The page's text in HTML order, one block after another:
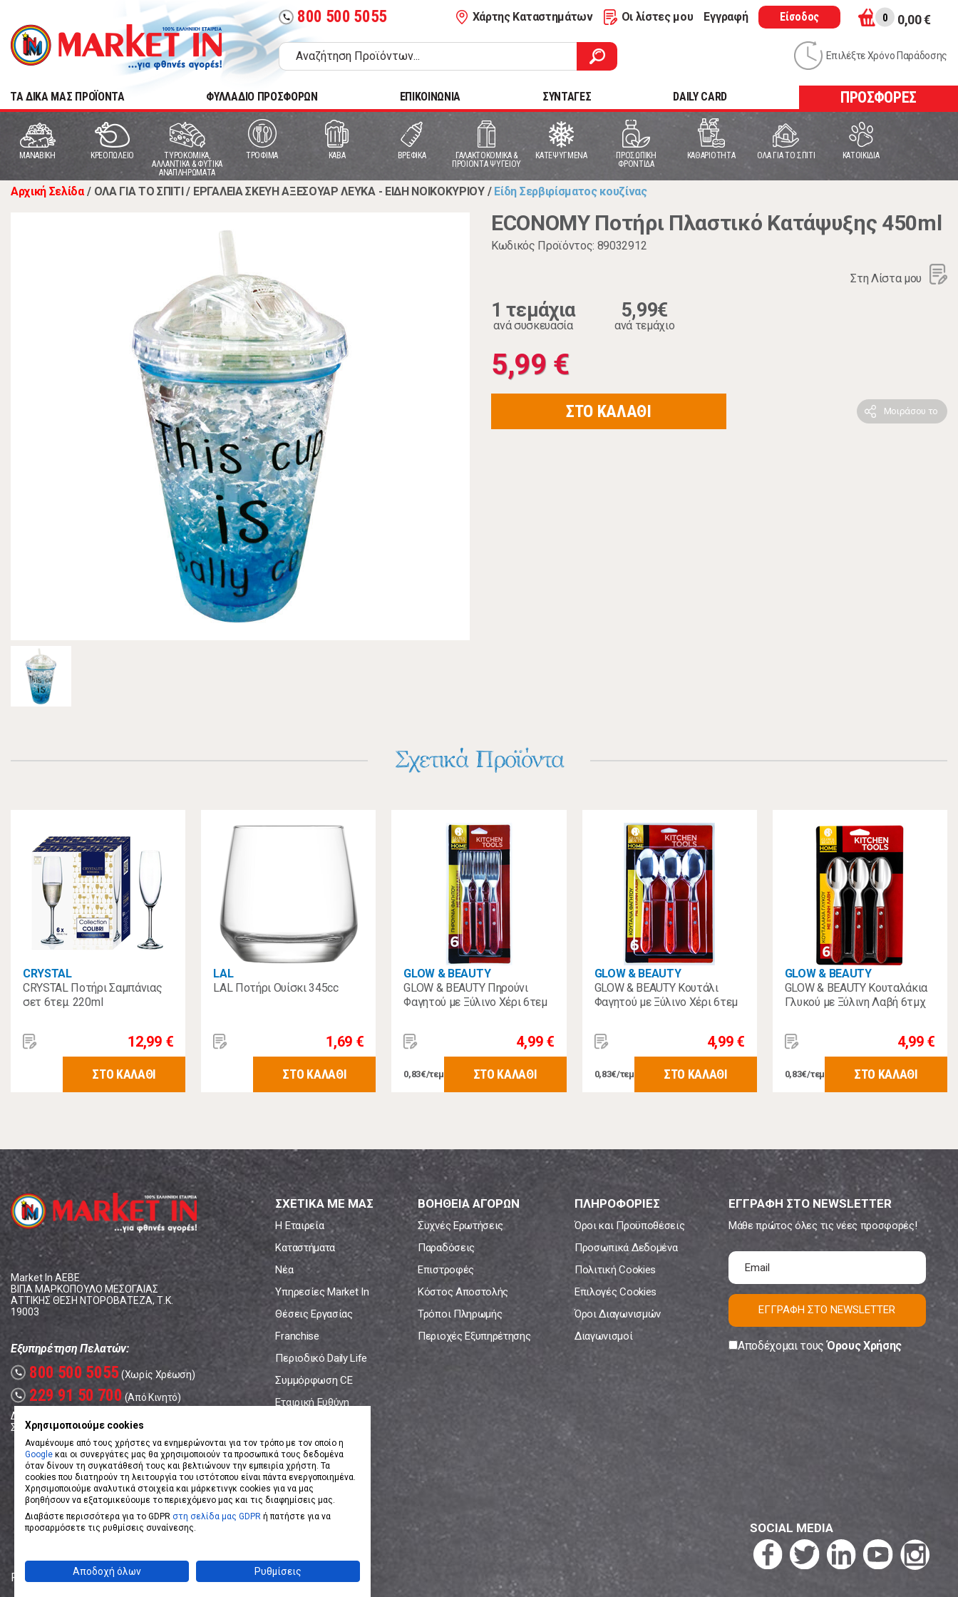
call 800 500 5055 Χάρτης Καταστημάτων Οι λίστες μου Εγγραφή Είσοδος 0 0,00 €
Επιλέξτε Χρόνο Παράδοσης
TA ΔΙΚΑ ΜΑΣ ΠΡΟΪΟΝΤΑ ΦΥΛΛΑΔΙΟ ΠΡΟΣΦΟΡΩΝ ΕΠΙΚΟΙΝΩΝΙΑ ΣΥΝΤΑΓΕΣ DAILY CARD ΠΡΟΣΦΟΡΕΣ
MANABIKH ΚΡΕΟΠΩΛΕΙΟ
ΤΥΡΟΚΟΜΙΚΑ,
ΑΛΛΑΝΤΙΚΑ & ΦΥΤΙΚΑ
ΑΝΑΠΛΗΡΩΜΑΤΑ
ΤΡΟΦΙΜΑ ΚΑΒΑ ΒΡΕΦΙΚΑ
ΓΑΛΑΚΤΟΚΟΜΙΚΑ &
ΠΡΟΙΟΝΤΑ ΨΥΓΕΙΟΥ
ΚΑΤΕΨΥΓΜΕΝΑ
ΠΡΟΣΩΠΙΚΗ
ΦΡΟΝΤΙΔΑ
ΚΑΘΑΡΙΟΤΗΤΑ ΟΛΑ ΓΙΑ ΤΟ ΣΠΙΤΙ ΚΑΤΟΙΚΙΔΙΑ
Αρχική Σελίδα / ΟΛΑ ΓΙΑ ΤΟ ΣΠΙΤΙ / ΕΡΓΑΛΕΙΑ ΣΚΕΥΗ ΑΞΕΣΟΥΑΡ ΛΕΥΚΑ - ΕΙΔΗ ΝΟΙΚΟΚΥΡΙΟΥ / Είδη Σερβιρίσματος κουζίνας
ECONOMY Ποτήρι Πλαστικό Κατάψυξης 450ml
Κωδικός Προϊόντος: 89032912
Στη Λίστα μου
1 τεμάχια
ανά συσκευασία
5,99€
ανά τεμάχιο
5,99 €
ΣΤΟ ΚΑΛΑΘΙ Μοιράσου το
Σχετικά Προϊόντα
CRYSTAL
CRYSTAL Ποτήρι Σαμπάνιας
σετ 6τεμ. 220ml
12,99 €
ΣΤΟ ΚΑΛΑΘΙ
LAL
LAL Ποτήρι Ουίσκι 345cc
1,69 €
ΣΤΟ ΚΑΛΑΘΙ
GLOW & BEAUTY
GLOW & BEAUTY Πηρούνι
Φαγητού με Ξύλινο Χέρι 6τεμ
4,99 €
0,83€/τεμ ΣΤΟ ΚΑΛΑΘΙ
GLOW & BEAUTY
GLOW & BEAUTY Κουτάλι
Φαγητού με Ξύλινο Χέρι 6τεμ
4,99 €
0,83€/τεμ ΣΤΟ ΚΑΛΑΘΙ
GLOW & BEAUTY
GLOW & BEAUTY Κουταλάκια
Γλυκού με Ξύλινη Λαβή 6τμχ
4,99 €
0,83€/τεμ ΣΤΟ ΚΑΛΑΘΙ
Market In ΑΕΒΕ
ΒΙΠΑ ΜΑΡΚΟΠΟΥΛΟ ΜΕΣΟΓΑΙΑΣ
ΑΤΤΙΚΗΣ ΘΕΣΗ ΝΤΟΡΟΒΑΤΕΖΑ, Τ.Κ.
19003
Εξυπηρέτηση Πελατών:
call 800 500 5055 (Χωρίς Χρέωση)
call 229 91 50 700 (Από Κινητό)
Δευτέρα - Παρασκευή: 08:00 - 17:00
Σάββατο: 08:00 – 14:00
ΣΧΕΤΙΚΑ ΜΕ ΜΑΣ
Η Εταιρεία
Καταστήματα
Νέα
Υπηρεσίες Market In
Θέσεις Εργασίας
Franchise
Περιοδικό Daily Life
Συμμόρφωση CE
Εταιρική Ευθύνη
ΒΟΗΘΕΙΑ ΑΓΟΡΩΝ
Συχνές Ερωτήσεις
Παραδόσεις
Επιστροφές
Κόστος Αποστολής
Τρόποι Πληρωμής
Περιοχές Εξυπηρέτησης
ΠΛΗΡΟΦΟΡΙΕΣ
Όροι και Προϋποθέσεις
Προσωπικά Δεδομένα
Πολιτική Cookies
Επιλογές Cookies
Όροι Διαγωνισμών
Διαγωνισμοί
ΕΓΓΡΑΦΗ ΣΤΟ NEWSLETTER
Μάθε πρώτος όλες τις νέες προσφορές!
ΕΓΓΡΑΦΗ ΣΤΟ NEWSLETTER
Αποδέχομαι τουςΌρους Χρήσης
SOCIAL MEDIA
Powered by eShopKeyDesigned by Koolmetrix
Χρησιμοποιούμε cookies
Αναμένουμε από τους χρήστες να ενημερώνονται για τον τρόπο με τον οποίο η
Google και οι συνεργάτες μας θα χρησιμοποιούν τα προσωπικά τους δεδομένα
όταν δίνουν τη συγκατάθεσή τους και βελτιώνουν την εμπειρία χρήστη. Τα
cookies που διατηρούν τη λειτουργία του ιστότοπου είναι πάντα ενεργοποιημένα.
Χρησιμοποιούμε αναλυτικά στοιχεία και μάρκετινγκ cookies για να μας
βοηθήσουν να εξατομικεύουμε το περιεχόμενο μας και τις διαφημίσεις μας.
Διαβάστε περισσότερα για το GDPR στη σελίδα μας GDPR ή πατήστε για να
προσαρμόσετε τις ρυθμίσεις συναίνεσης.
Αποδοχή όλων Ρυθμίσεις